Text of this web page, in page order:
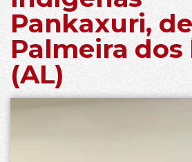
Pankaxuri, de
Palmeira dos
(AL)